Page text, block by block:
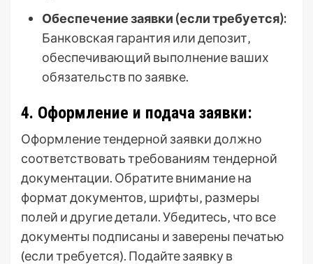
Обеспечение заявки (если требуется):
Банковская гарантия или депозит‚
обеспечивающий выполнение ваших
обязательств по заявке.
4. Оформление и подача заявки:
Оформление тендерной заявки должно
соответствовать требованиям тендерной
документации. Обратите внимание на
формат документов‚ шрифты‚ размеры
полей и другие детали. Убедитесь‚ что все
документы подписаны и заверены печатью
(если требуется). Подайте заявку в